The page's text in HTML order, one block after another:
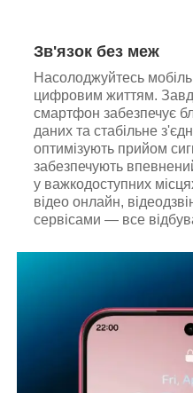
Зв'язок без меж
Насолоджуйтесь
цифровим життям.
смартфон забезпечує
даних та стабільне
оптимізують прийом
забезпечують
у важкодоступних
відео онлайн,
сервісами — все